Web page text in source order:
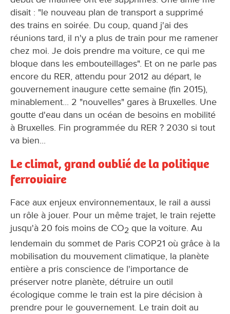
disait : "le nouveau plan de transport a supprimé
des trains en soirée. Du coup, quand j'ai des
réunions tard, il n'y a plus de train pour me ramener
chez moi. Je dois prendre ma voiture, ce qui me
bloque dans les embouteillages". Et on ne parle pas
encore du RER, attendu pour 2012 au départ, le
gouvernement inaugure cette semaine (fin 2015),
minablement... 2 "nouvelles" gares à Bruxelles. Une
goutte d'eau dans un océan de besoins en mobilité
à Bruxelles. Fin programmée du RER ? 2030 si tout
va bien...
Le climat, grand oublié de la politique
ferroviaire
Face aux enjeux environnementaux, le rail a aussi
un rôle à jouer. Pour un même trajet, le train rejette
jusqu'à 20 fois moins de CO2 que la voiture. Au
lendemain du sommet de Paris COP21 où grâce à la
mobilisation du mouvement climatique, la planète
entière a pris conscience de l'importance de
préserver notre planète, détruire un outil
écologique comme le train est la pire décision à
prendre pour le gouvernement. Le train doit au